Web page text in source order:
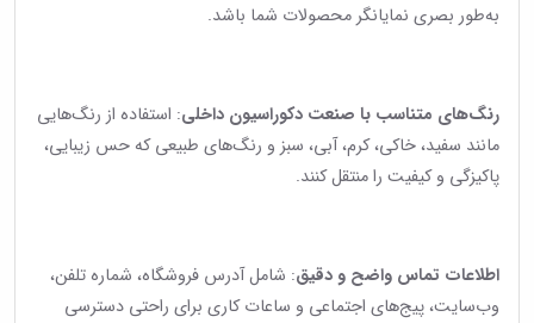
به‌طور بصری نمایانگر محصولات شما باشد.
رنگ‌های متناسب با صنعت دکوراسیون داخلی: استفاده از رنگ‌هایی
مانند سفید، خاکی، کرم، آبی، سبز و رنگ‌های طبیعی که حس زیبایی،
پاکیزگی و کیفیت را منتقل کنند.
اطلاعات تماس واضح و دقیق: شامل آدرس فروشگاه، شماره تلفن،
وب‌سایت، پیج‌های اجتماعی و ساعات کاری برای راحتی دسترسی